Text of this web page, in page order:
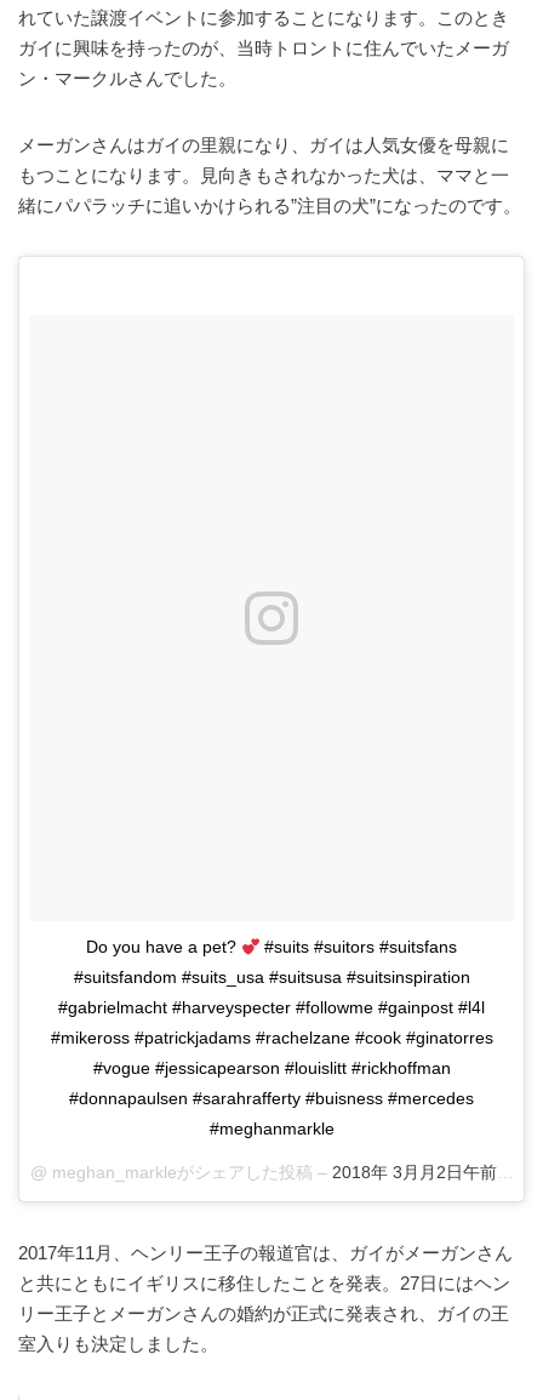
れていた譲渡イベントに参加することになります。このとき
ガイに興味を持ったのが、当時トロントに住んでいたメーガ
ン・マークルさんでした。
メーガンさんはガイの里親になり、ガイは人気女優を母親に
もつことになります。見向きもされなかった犬は、ママと一
緒にパパラッチに追いかけられる”注目の犬”になったのです。
Do you have a pet?
#suits #suitors #suitsfans
#suitsfandom #suits_usa #suitsusa #suitsinspiration
#gabrielmacht #harveyspecter #followme #gainpost #l4l
#mikeross #patrickjadams #rachelzane #cook #ginatorres
#vogue #jessicapearson #louislitt #rickhoffman
#donnapaulsen #sarahrafferty #buisness #mercedes
#meghanmarkle
@ meghan_markleがシェアした投稿 – 2018年 3月月2日午前5時
2017年11月、ヘンリー王子の報道官は、ガイがメーガンさん
と共にともにイギリスに移住したことを発表。27日にはヘン
リー王子とメーガンさんの婚約が正式に発表され、ガイの王
室入りも決定しました。